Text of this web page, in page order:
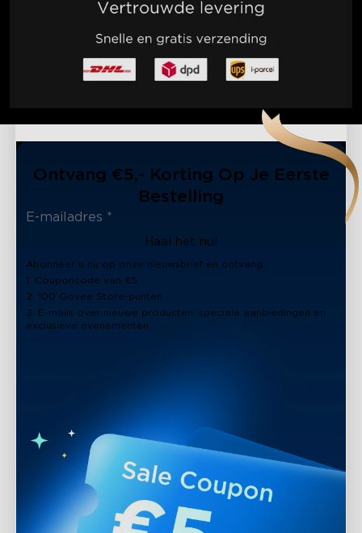
Ontvang €5,- Korting Op Je Eerste
Bestelling
Haal het nu!
Abonneer u nu op onze nieuwsbrief en ontvang:
1. Couponcode van €5
2. 100 Govee Store-punten
3. E-mails over nieuwe producten, speciale aanbiedingen en
exclusieve evenementen